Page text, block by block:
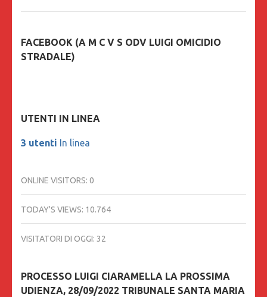
FACEBOOK (A M C V S ODV LUIGI OMICIDIO
STRADALE)
UTENTI IN LINEA
3 utenti In linea
ONLINE VISITORS: 0
TODAY'S VIEWS: 10.764
VISITATORI DI OGGI: 32
PROCESSO LUIGI CIARAMELLA LA PROSSIMA
UDIENZA, 28/09/2022 TRIBUNALE SANTA MARIA